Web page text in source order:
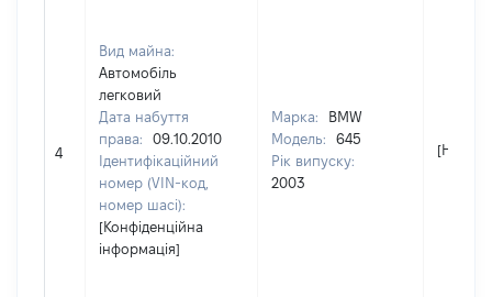
4
Вид майна:
Автомобіль
легковий
Дата набуття
права:
09.10.2010
Ідентифікаційний
номер (VIN-код,
номер шасі):
[Конфіденційна
інформація]
Марка:
BMW
Модель:
645
Рік випуску:
2003
[Не